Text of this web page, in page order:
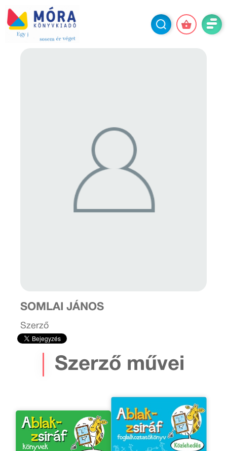
SOMLAI JÁNOS
Szerző
Szerző művei